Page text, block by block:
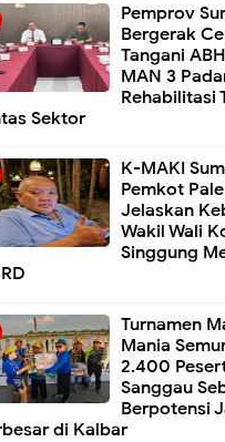
Pemprov
Bergerak
Tangani
MAN 3
Rehabilitasi
Sektor
K-MAKI
Pemkot
Jelaskan
Wakil Wali
Singgung
Turnamen
Mania
2.400
Sanggau
Berpotensi
di Kalbar